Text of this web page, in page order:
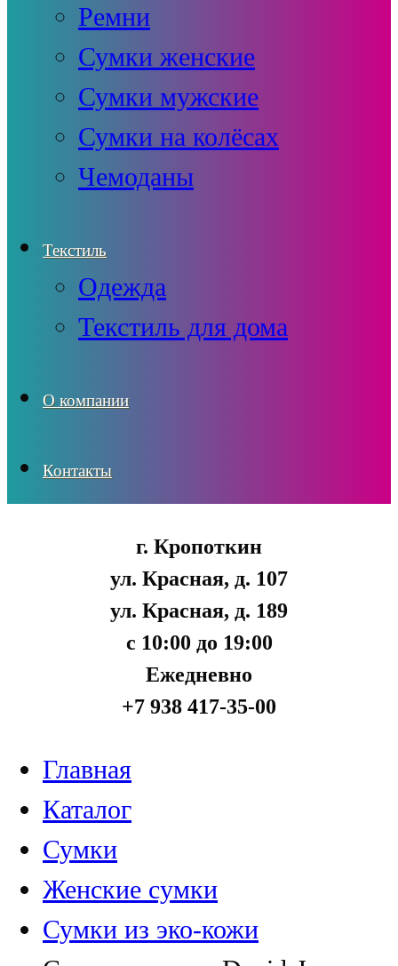
Ремни
Сумки женские
Сумки мужские
Сумки на колёсах
Чемоданы
Текстиль
Одежда
Текстиль для дома
О компании
Контакты
г. Кропоткин
ул. Красная, д. 107
ул. Красная, д. 189
с 10:00 до 19:00
Ежедневно
+7 938 417-35-00
Главная
Каталог
Сумки
Женские сумки
Сумки из эко-кожи